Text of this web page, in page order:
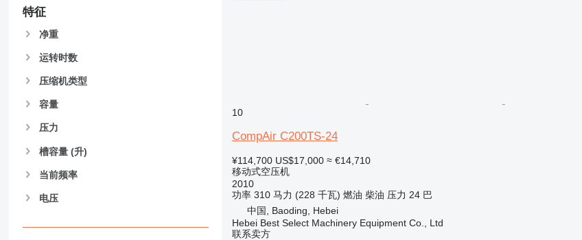
特征
净重
运转时数
压缩机类型
容量
压力
槽容量 (升)
当前频率
电压
10
CompAir C200TS-24
¥114,700 US$17,000 ≈ €14,710
移动式空压机
2010
功率 310 马力 (228 千瓦) 燃油 柴油 压力 24 巴
中国, Baoding, Hebei
Hebei Best Select Machinery Equipment Co., Ltd
联系卖方